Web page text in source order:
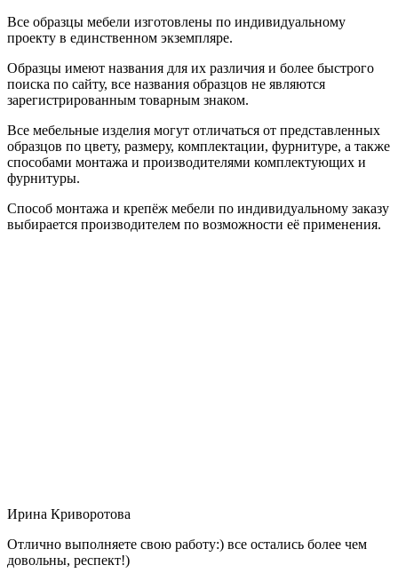
Все образцы мебели изготовлены по индивидуальному
проекту в единственном экземпляре.
Образцы имеют названия для их различия и более быстрого
поиска по сайту, все названия образцов не являются
зарегистрированным товарным знаком.
Все мебельные изделия могут отличаться от представленных
образцов по цвету, размеру, комплектации, фурнитуре, а также
способами монтажа и производителями комплектующих и
фурнитуры.
Способ монтажа и крепёж мебели по индивидуальному заказу
выбирается производителем по возможности её применения.
Ирина Криворотова
Отлично выполняете свою работу:) все остались более чем
довольны, респект!)